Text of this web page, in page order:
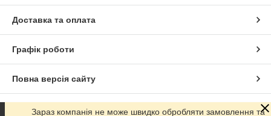
Доставка та оплата
Графік роботи
Повна версія сайту
Сайт створено на маркетплейсі Prom.ua
Зараз компанія не може швидко обробляти замовлення та